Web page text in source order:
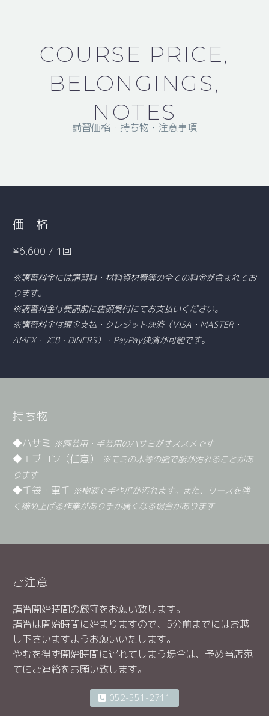
COURSE PRICE,
BELONGINGS,
NOTES
講習価格・持ち物・注意事項
価 格
¥6,600 / 1回
※講習料金には講習料・材料資材費等の全ての料金が含まれてお
ります。
※講習料金は受講前に店頭受付にてお支払いください。
※講習料金は現金支払・クレジット決済（VISA・MASTER・
AMEX・JCB・DINERS）・PayPay決済が可能です。
持ち物
◆ハサミ ※園芸用・手芸用のハサミがオススメです
◆エプロン（任意）
※モミの木等の脂で服が汚れることがあ
ります
◆手袋・軍手 ※樹液で手や爪が汚れます。また、リースを強
く締め上げる作業があり手が痛くなる場合があります
ご注意
講習開始時間の厳守をお願い致します。
講習は開始時間に始まりますので、5分前までにはお越
し下さいますようお願いいたします。
やむを得ず開始時間に遅れてしまう場合は、予め当店宛
てにご連絡をお願い致します。
052-551-2711